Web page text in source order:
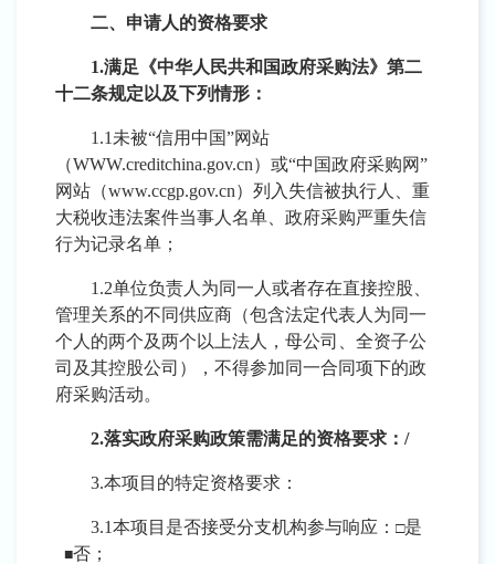
二、申请人的资格要求
1.满足《中华人民共和国政府采购法》第二
十二条规定以及下列情形：
1.1未被“信用中国”网站
（WWW.creditchina.gov.cn）或“中国政府采购网”
网站（www.ccgp.gov.cn）列入失信被执行人、重
大税收违法案件当事人名单、政府采购严重失信
行为记录名单；
1.2单位负责人为同一人或者存在直接控股、
管理关系的不同供应商（包含法定代表人为同一
个人的两个及两个以上法人，母公司、全资子公
司及其控股公司），不得参加同一合同项下的政
府采购活动。
2.落实政府采购政策需满足的资格要求：/
3.本项目的特定资格要求：
3.1本项目是否接受分支机构参与响应： □是
■否；